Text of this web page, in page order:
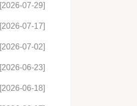
[2026-07-29]
[2026-07-17]
[2026-07-02]
[2026-06-23]
[2026-06-18]